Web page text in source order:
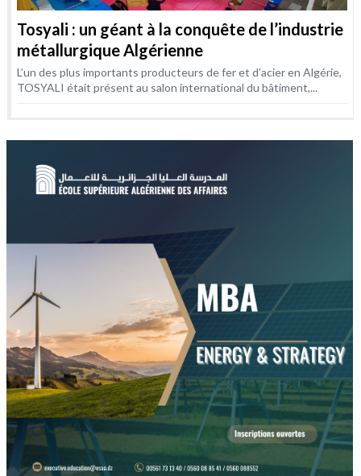
Tosyali : un géant à la conquête de l’industrie
métallurgique Algérienne
L’un des plus importants producteurs de fer et d’acier en Algérie,
TOSYALI était présent au salon international du bâtiment,...